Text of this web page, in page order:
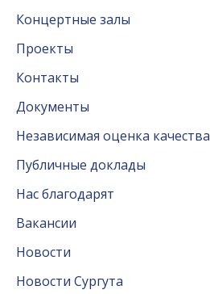
Концертные залы
Проекты
Контакты
Документы
Независимая оценка качества
Публичные доклады
Нас благодарят
Вакансии
Новости
Новости Сургута